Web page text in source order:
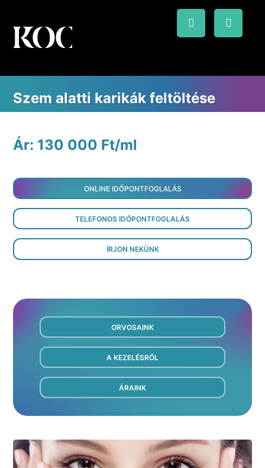
Szem alatti karikák feltöltése
Ár: 130 000 Ft/ml
ONLINE IDŐPONTFOGLALÁS
TELEFONOS IDŐPONTFOGLALÁS
ÍRJON NEKÜNK
ORVOSAINK
A KEZELÉSRŐL
ÁRAINK